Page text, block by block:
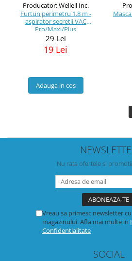
Producator: Wellell Inc.
Furtun perimetru 1.8 m -
aspirator secretii VAC
Pro/Maxi/Plus
29 Lei
19 Lei
Adauga in cos
Nu rata ofertele si
Vreau sa primesc newsletter
magazinului. Afla mai multe in
Confidentialitate
SOCIAL